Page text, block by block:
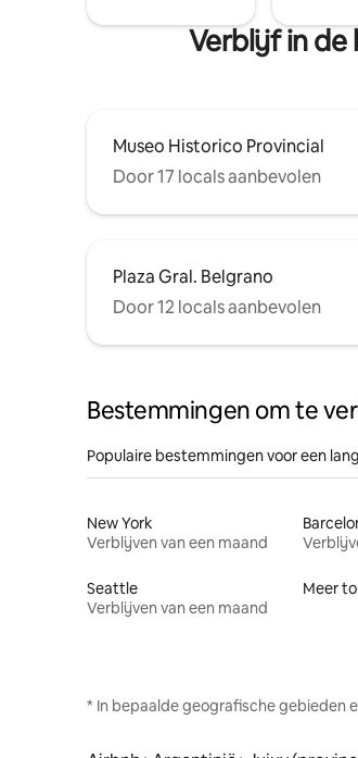
Verblijf in de
Museo Historico Provincial
Door 17 locals aanbevolen
Plaza Gral. Belgrano
Door 12 locals aanbevolen
Bestemmingen om te
Populaire bestemmingen voor een
New York
Verblijven van een maand
Seattle
Verblijven van een maand
Meer
* In bepaalde geografische gebieden